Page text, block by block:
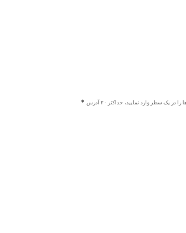
در یک سطر وارد نمایید، حداکثر ۲۰ آدرس